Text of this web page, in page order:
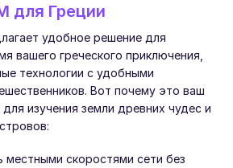
для Греции
удобное решение для
вашего греческого приключения,
технологии с удобными
Вот почему это ваш
изучения земли древних чудес и
местными скоростями сети без